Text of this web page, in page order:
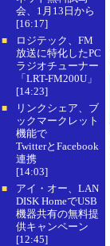
会、1月13日から
[16:17]
■
ロジテック、FM
放送に特化したPC
ラジオチューナー
「LRT-FM200U」
[14:23]
■
リンクシェア、ブ
ックマークレット
機能で
TwitterとFacebook
連携
[14:03]
■
アイ・オー、LAN
DISK HomeでUSB
機器共有の無料提
供キャンペーン
[12:45]